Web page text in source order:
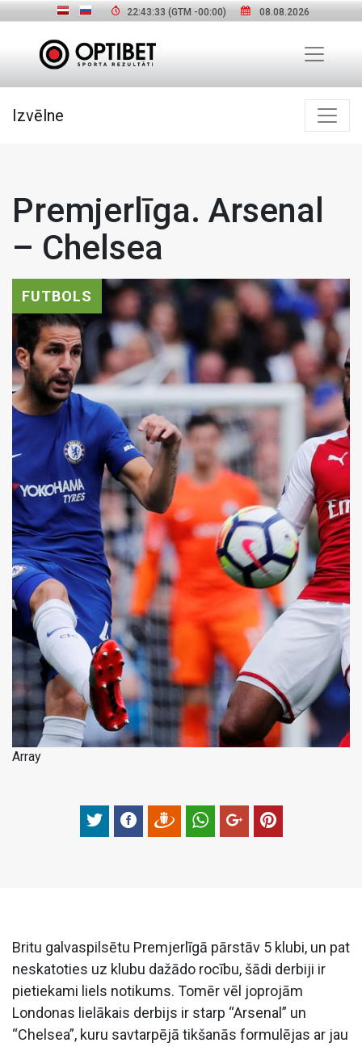
22:43:34 (GTM -00:00) 08.08.2026
Izvēlne
Premjerlīga. Arsenal
– Chelsea
FUTBOLS
Array
Britu galvaspilsētu Premjerlīgā pārstāv 5 klubi, un pat
neskatoties uz klubu dažādo rocību, šādi derbiji ir
pietiekami liels notikums. Tomēr vēl joprojām
Londonas lielākais derbijs ir starp “Arsenal” un
“Chelsea”, kuru savtarpējā tikšanās formulējas ar jau